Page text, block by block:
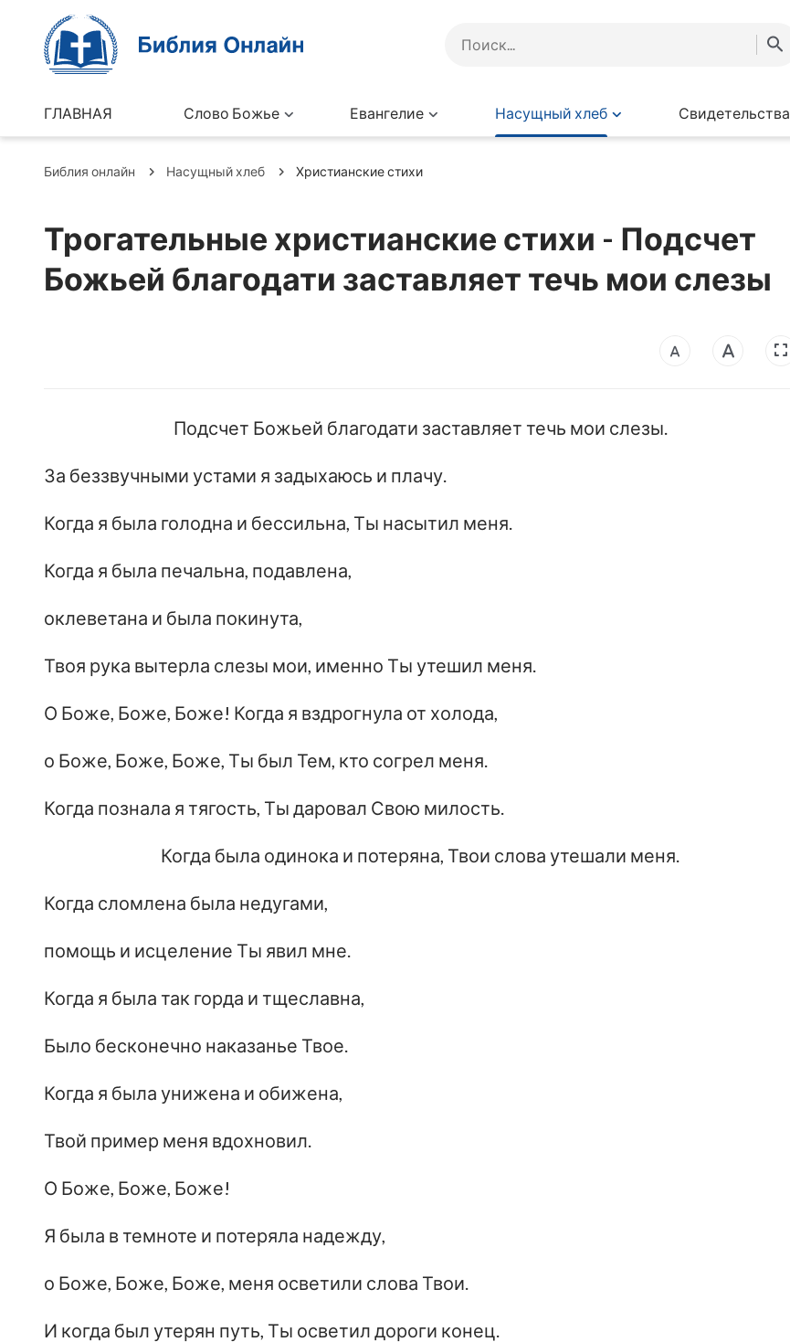
ГЛАВНАЯ Слово Божье Евангелие Насущный хлеб Свидетельства
Библия онлайн Насущный хлеб Христианские стихи
Трогательные христианские стихи - Подсчет
Божьей благодати заставляет течь мои слезы
Подсчет Божьей благодати заставляет течь мои слезы.
За беззвучными устами я задыхаюсь и плачу.
Когда я была голодна и бессильна, Ты насытил меня.
Когда я была печальна, подавлена,
оклеветана и была покинута,
Твоя рука вытерла слезы мои, именно Ты утешил меня.
О Боже, Боже, Боже! Когда я вздрогнула от холода,
о Боже, Боже, Боже, Ты был Тем, кто согрел меня.
Когда познала я тягость, Ты даровал Свою милость.
Когда была одинока и потеряна, Твои слова утешали меня.
Когда сломлена была недугами,
помощь и исцеление Ты явил мне.
Когда я была так горда и тщеславна,
Было бесконечно наказанье Твое.
Когда я была унижена и обижена,
Твой пример меня вдохновил.
О Боже, Боже, Боже!
Я была в темноте и потеряла надежду,
о Боже, Боже, Боже, меня осветили слова Твои.
И когда был утерян путь, Ты осветил дороги конец.